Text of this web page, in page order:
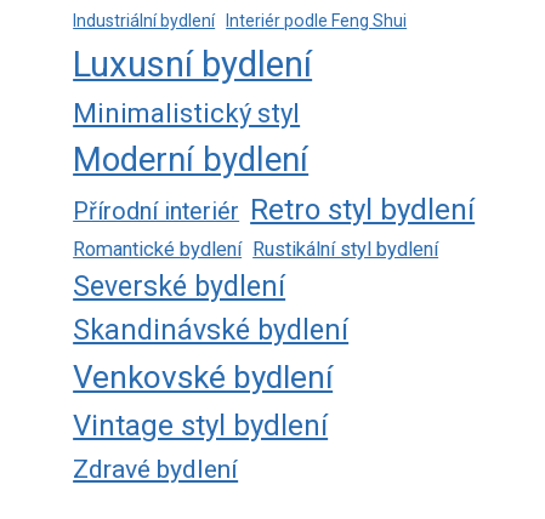
Industriální bydlení Interiér podle Feng Shui
Luxusní bydlení
Minimalistický styl
Moderní bydlení
Přírodní interiér Retro styl bydlení
Romantické bydlení Rustikální styl bydlení
Severské bydlení
Skandinávské bydlení
Venkovské bydlení
Vintage styl bydlení
Zdravé bydlení